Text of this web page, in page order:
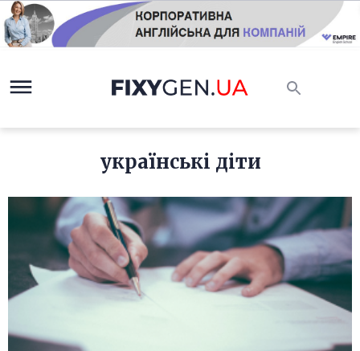
українські діти